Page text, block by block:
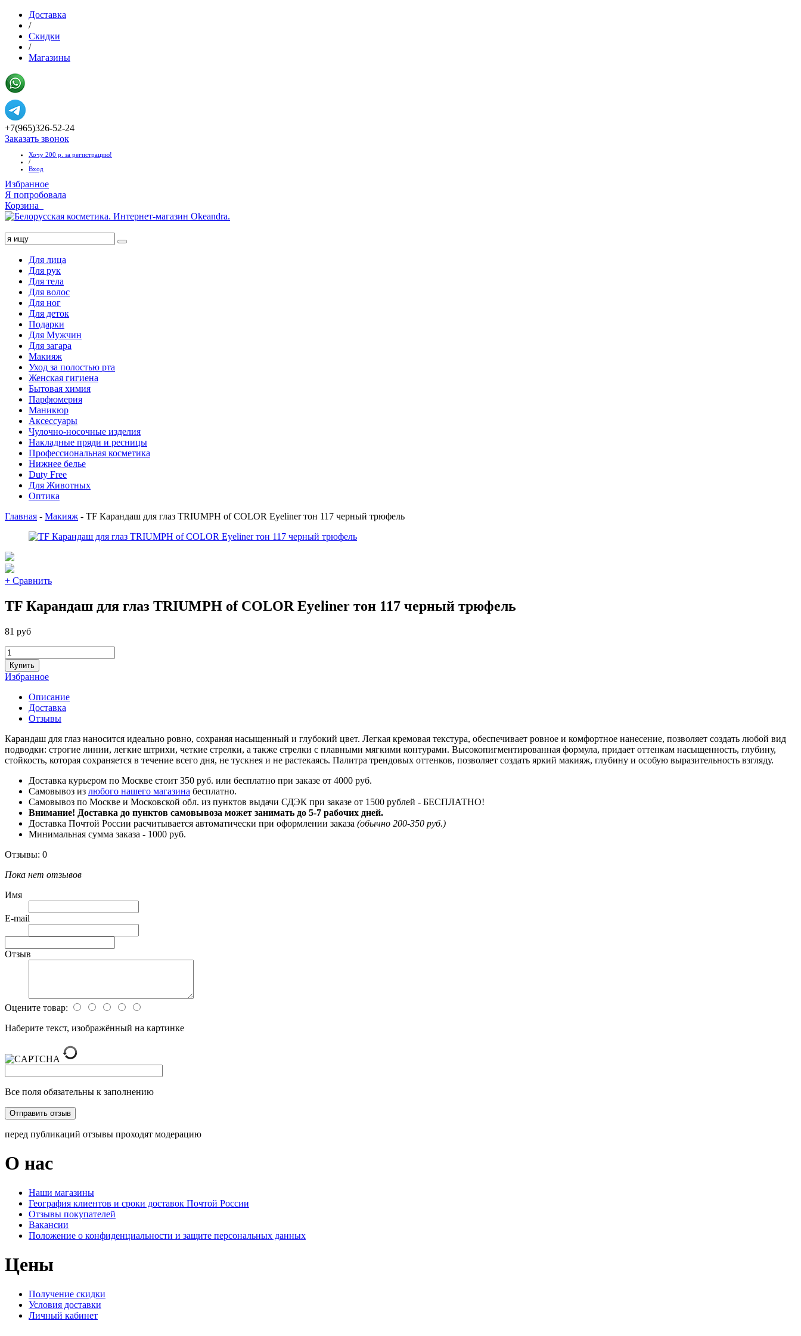
Доставка
/
Скидки
/
Магазины
+7(965)326-52-24
Заказать звонок
Хочу 200 р. за регистрацию!
/
Вход
Избранное
Я попробовала
Корзина
Для лица
Для рук
Для тела
Для волос
Для ног
Для деток
Подарки
Для Мужчин
Для загара
Макияж
Уход за полостью рта
Женская гигиена
Бытовая химия
Парфюмерия
Маникюр
Аксессуары
Чулочно-носочные изделия
Накладные пряди и ресницы
Профессиональная косметика
Нижнее белье
Duty Free
Для Животных
Оптика
Главная - Макияж - TF Карандаш для глаз TRIUMPH of COLOR Eyeliner тон 117 черный трюфель
+ Сравнить
TF Карандаш для глаз TRIUMPH of COLOR Eyeliner тон 117 черный трюфель
81 руб
Купить
Избранное
Описание
Доставка
Отзывы
Карандаш для глаз наносится идеально ровно, сохраняя насыщенный и глубокий цвет. Легкая кремовая текстура, обеспечивает ровное и комфортное нанесение, позволяет создать любой вид
подводки: строгие линии, легкие штрихи, четкие стрелки, а также стрелки с плавными мягкими контурами. Высокопигментированная формула, придает оттенкам насыщенность, глубину,
стойкость, которая сохраняется в течение всего дня, не тускнея и не растекаясь. Палитра трендовых оттенков, позволяет создать яркий макияж, глубину и особую выразительность взгляду.
Доставка курьером по Москве стоит 350 руб. или бесплатно при заказе от 4000 руб.
Самовывоз из любого нашего магазина бесплатно.
Самовывоз по Москве и Московской обл. из пунктов выдачи СДЭК при заказе от 1500 рублей - БЕСПЛАТНО!
Внимание! Доставка до пунктов самовывоза может занимать до 5-7 рабочих дней.
Доставка Почтой России расчитывается автоматически при оформлении заказа (обычно 200-350 руб.)
Минимальная сумма заказа - 1000 руб.
Отзывы: 0
Пока нет отзывов
Имя
E-mail
Отзыв
Оцените товар:
Наберите текст, изображённый на картинке
Все поля обязательны к заполнению
перед публикаций отзывы проходят модерацию
О нас
Наши магазины
География клиентов и сроки доставок Почтой России
Отзывы покупателей
Вакансии
Положение о конфиденциальности и защите персональных данных
Цены
Получение скидки
Условия доставки
Личный кабинет